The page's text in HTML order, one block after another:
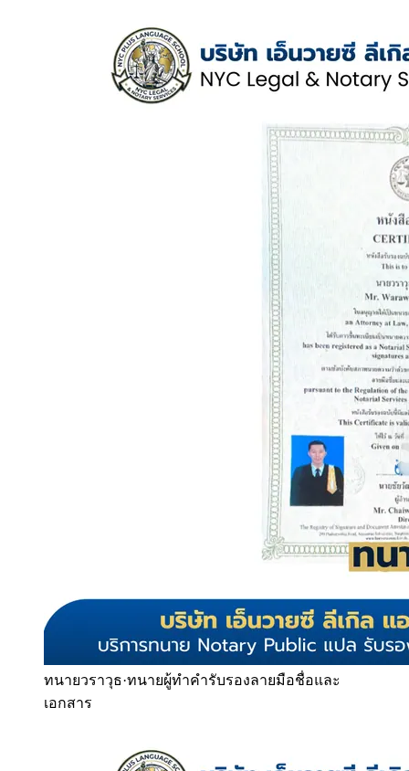
ทนายวราวุธ·ทนายผู้ทำคำรับรองลายมือชื่อและ
เอกสาร